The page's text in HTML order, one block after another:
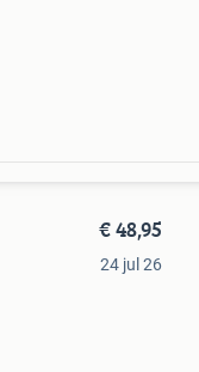
€ 48,95
24 jul 26